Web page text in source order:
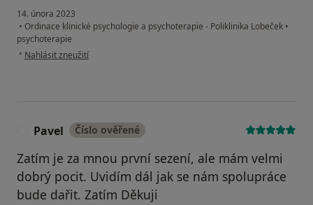
14. února 2023
• Ordinace klinické psychologie a psychoterapie - Poliklinika Lobeček •
psychoterapie
• podle názoru uživatele Erika Kubálková
Nahlásit zneužití
Pavel Číslo ověřené
Zatím je za mnou první sezení, ale mám velmi
dobrý pocit. Uvidím dál jak se nám spolupráce
bude dařit. Zatím Děkuji